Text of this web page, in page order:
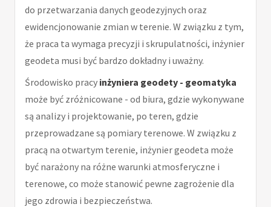
do przetwarzania danych geodezyjnych oraz
ewidencjonowanie zmian w terenie. W związku z tym,
że praca ta wymaga precyzji i skrupulatności, inżynier
geodeta musi być bardzo dokładny i uważny.
Środowisko pracy inżyniera geodety - geomatyka
może być zróżnicowane - od biura, gdzie wykonywane
są analizy i projektowanie, po teren, gdzie
przeprowadzane są pomiary terenowe. W związku z
pracą na otwartym terenie, inżynier geodeta może
być narażony na różne warunki atmosferyczne i
terenowe, co może stanowić pewne zagrożenie dla
jego zdrowia i bezpieczeństwa.